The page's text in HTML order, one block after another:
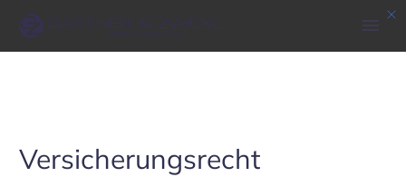
Versi­che­rungs­recht